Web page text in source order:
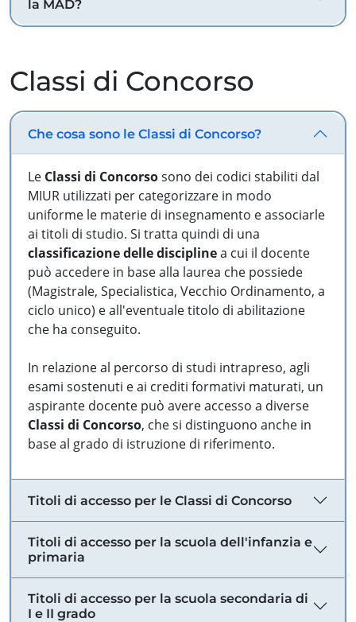
la MAD?
Classi di Concorso
Che cosa sono le Classi di Concorso?
Le Classi di Concorsosono dei codici stabiliti dal
MIUR utilizzati per categorizzare in modo
uniforme le materie di insegnamento e associarle
ai titoli di studio. Si tratta quindi di una
classificazione delle disciplinea cui il docente
può accedere in base alla laurea che possiede
(Magistrale, Specialistica, Vecchio Ordinamento, a
ciclo unico) e all'eventuale titolo di abilitazione
che ha conseguito.
In relazione al percorso di studi intrapreso, agli
esami sostenuti e ai crediti formativi maturati, un
aspirante docente può avere accesso a diverse
Classi di Concorso, che si distinguono anche in
base al grado di istruzione di riferimento.
Titoli di accesso per le Classi di Concorso
Titoli di accesso per la scuola dell'infanzia e
primaria
Titoli di accesso per la scuola secondaria di
I e II grado